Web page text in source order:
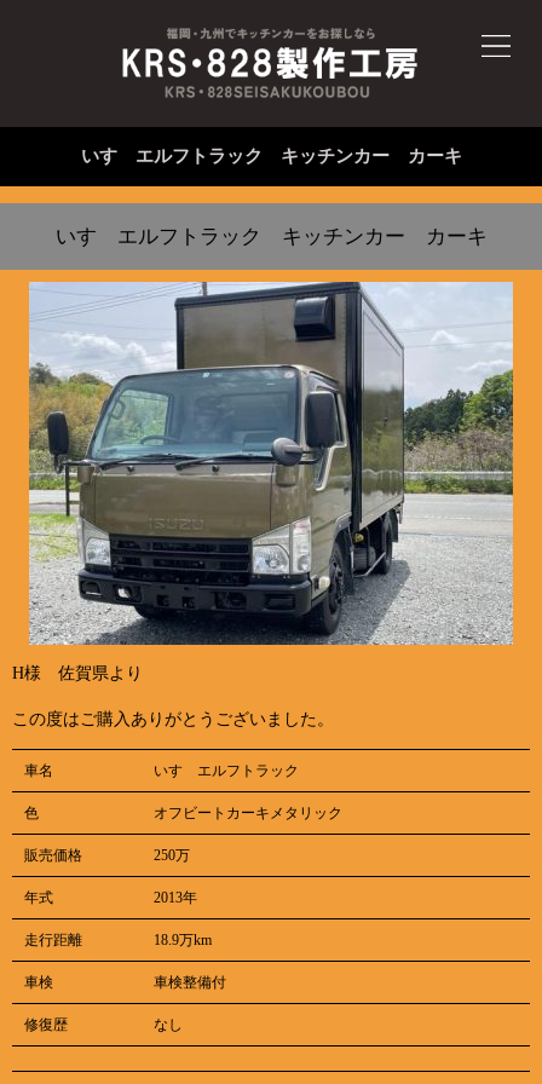
いすゞエルフトラック キッチンカー カーキ
いすゞエルフトラック キッチンカー カーキ
H様 佐賀県より
この度はご購入ありがとうございました。
車名 いすゞエルフトラック
色 オフビートカーキメタリック
販売価格 250万
年式 2013年
走行距離 18.9万km
車検 車検整備付
修復歴 なし